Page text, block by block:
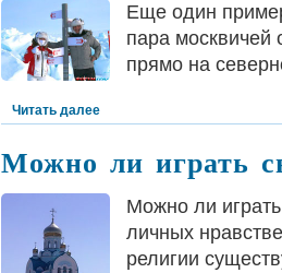
Еще один
пара москвичей
прямо на
Читать далее
Можно ли играть
Можно ли
личных
религии